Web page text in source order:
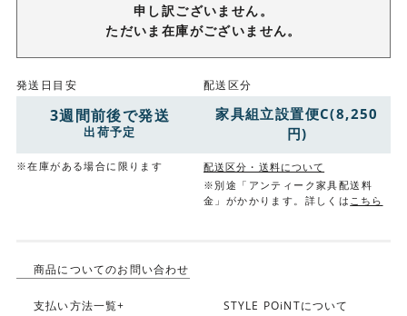
申し訳ございません。
ただいま在庫がございません。
発送日目安
3週間前後で発送
出荷予定
※在庫がある場合に限ります
配送区分
家具組立設置便C(8,250
円)
配送区分・送料について
※別途「アンティーク家具配送料
金」がかかります。詳しくは こちら
商品についてのお問い合わせ
支払い方法一覧+
STYLE POiNTについて